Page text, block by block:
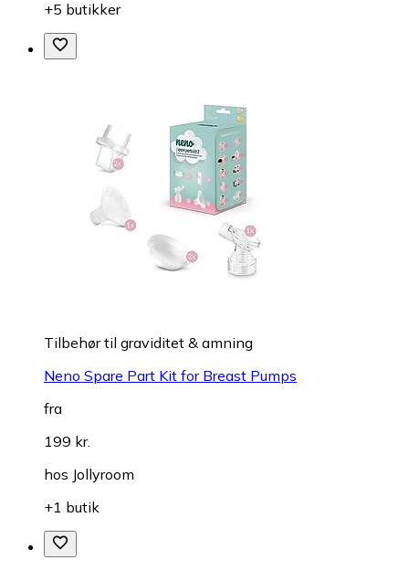
+5 butikker
Tilbehør til graviditet & amning
Neno Spare Part Kit for Breast Pumps
fra
199 kr.
hos Jollyroom
+1 butik